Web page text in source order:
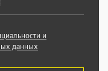
и
данных